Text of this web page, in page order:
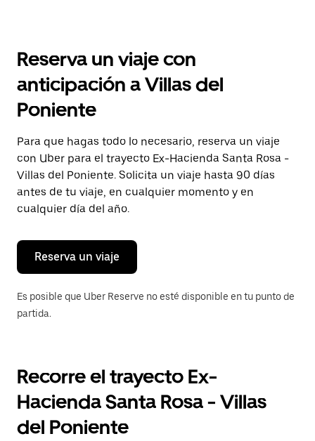
el
y
selecciona
una
Presiona
la
tecla Esc
para
cerrar
el
calendario.
Reserva un viaje con
anticipación a Villas del
Poniente
Para que hagas todo lo necesario, reserva un viaje
con Uber para el trayecto Ex-Hacienda Santa Rosa -
Villas del Poniente. Solicita un viaje hasta 90 días
antes de tu viaje, en cualquier momento y en
cualquier día del año.
Reserva un viaje
Es posible que Uber Reserve no esté disponible en tu punto de
partida.
Recorre el trayecto Ex-
Hacienda Santa Rosa - Villas
del Poniente